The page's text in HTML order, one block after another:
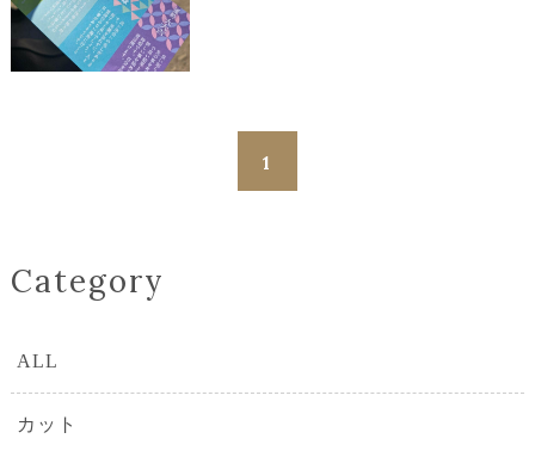
1
Category
ALL
カット